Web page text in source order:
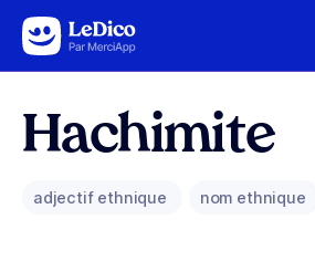
Aller au contenu
Hachimite
adjectif ethnique nom ethnique